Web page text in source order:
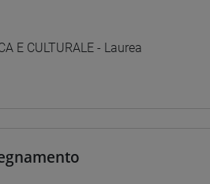
E CULTURALE - Laurea